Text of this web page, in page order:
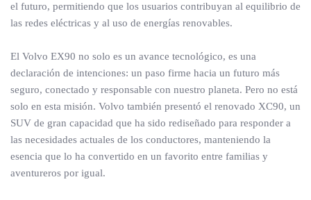
el futuro, permitiendo que los usuarios contribuyan al equilibrio de
las redes eléctricas y al uso de energías renovables.
El Volvo EX90 no solo es un avance tecnológico, es una
declaración de intenciones: un paso firme hacia un futuro más
seguro, conectado y responsable con nuestro planeta. Pero no está
solo en esta misión. Volvo también presentó el renovado XC90, un
SUV de gran capacidad que ha sido rediseñado para responder a
las necesidades actuales de los conductores, manteniendo la
esencia que lo ha convertido en un favorito entre familias y
aventureros por igual.